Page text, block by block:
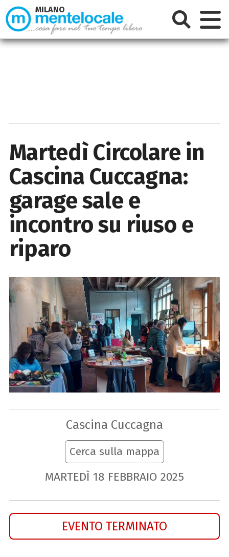
Martedì Circolare in
Cascina Cuccagna:
garage sale e
incontro su riuso e
riparo
Cascina Cuccagna
Cerca sulla mappa
MARTEDÌ 18 FEBBRAIO 2025
EVENTO TERMINATO
MILANO